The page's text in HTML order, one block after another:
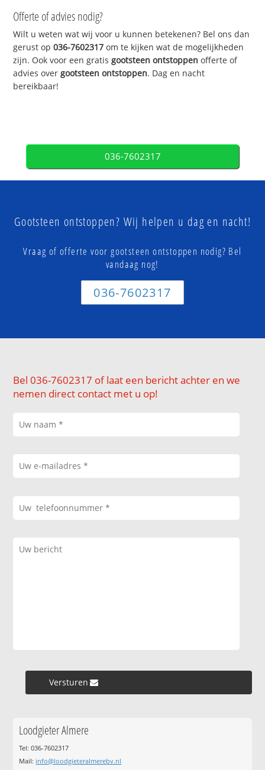
Offerte of advies nodig?
Wilt u weten wat wij voor u kunnen betekenen? Bel ons dan
gerust op036-7602317 om te kijken wat de mogelijkheden
zijn. Ook voor een gratisgootsteen ontstoppen offerte of
advies overgootsteen ontstoppen. Dag en nacht
bereikbaar!
036-7602317
Gootsteen ontstoppen? Wij helpen u dag en nacht!
Vraag of offerte voor gootsteen ontstoppen nodig? Bel
vandaag nog!
036-7602317
Bel 036-7602317 of laat een bericht achter en we
nemen direct contact met u op!
Versturen »
Loodgieter Almere
Tel: 036-7602317
Mail: info@loodgieteralmerebv.nl